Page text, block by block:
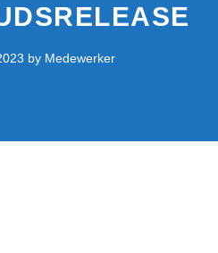
by Medewerker